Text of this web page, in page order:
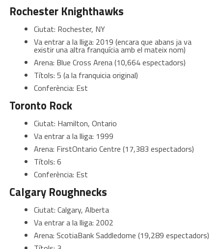
Rochester Knighthawks
Ciutat: Rochester, NY
Va entrar a la lliga: 2019 (encara que abans ja va
existir una altra franquícia amb el mateix nom)
Arena: Blue Cross Arena (10,664 espectadors)
Títols: 5 (a la franquicia original)
Conferència: Est
Toronto Rock
Ciutat: Hamilton, Ontario
Va entrar a la lliga: 1999
Arena: FirstOntario Centre (17,383 espectadors)
Títols: 6
Conferència: Est
Calgary Roughnecks
Ciutat: Calgary, Alberta
Va entrar a la lliga: 2002
Arena: ScotiaBank Saddledome (19,289 espectadors)